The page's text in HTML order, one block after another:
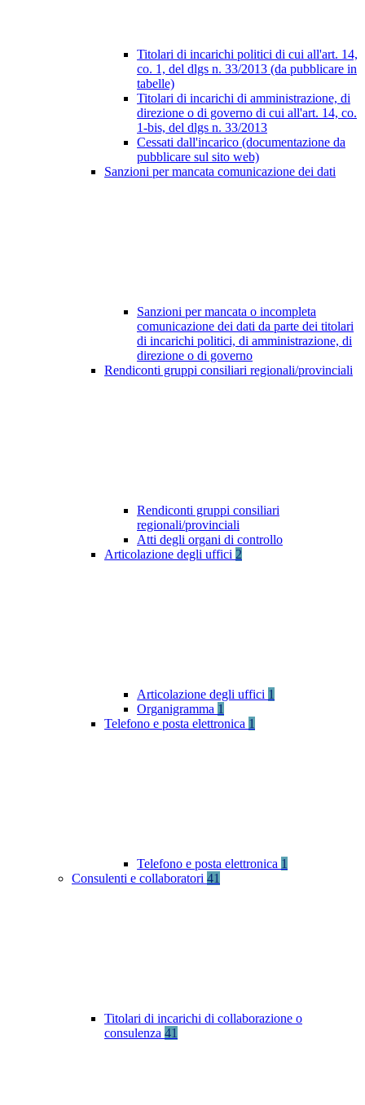
Titolari di incarichi politici di cui all'art. 14,
co. 1, del dlgs n. 33/2013 (da pubblicare in
tabelle)
Titolari di incarichi di amministrazione, di
direzione o di governo di cui all'art. 14, co.
1-bis, del dlgs n. 33/2013
Cessati dall'incarico (documentazione da
pubblicare sul sito web)
Sanzioni per mancata comunicazione dei dati
Sanzioni per mancata o incompleta
comunicazione dei dati da parte dei titolari
di incarichi politici, di amministrazione, di
direzione o di governo
Rendiconti gruppi consiliari regionali/provinciali
Rendiconti gruppi consiliari
regionali/provinciali
Atti degli organi di controllo
Articolazione degli uffici 2
Articolazione degli uffici 1
Organigramma 1
Telefono e posta elettronica 1
Telefono e posta elettronica 1
Consulenti e collaboratori 41
Titolari di incarichi di collaborazione o
consulenza 41